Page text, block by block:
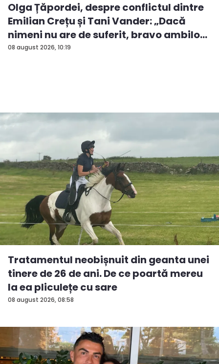
08 august 2026, 10:19
Olga Țăpordei, despre conflictul dintre
Emilian Crețu și Tani Vander: „Dacă
nimeni nu are de suferit, bravo ambilo...
08 august 2026, 08:58
Tratamentul neobișnuit din geanta unei
tinere de 26 de ani. De ce poartă mereu
la ea pliculețe cu sare